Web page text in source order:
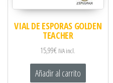
VIAL DE ESPORAS GOLDEN
TEACHER
15,99€ IVA incl.
Añadir al carrito